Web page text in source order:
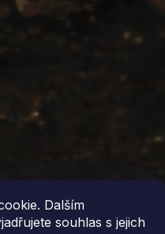
Dalším
souhlas s jejich